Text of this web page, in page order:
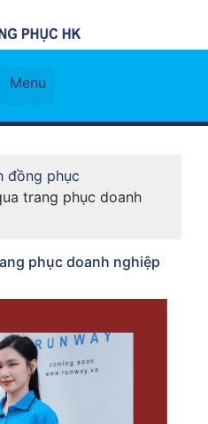
đồng phục
trang phục doanh
phục doanh nghiệp